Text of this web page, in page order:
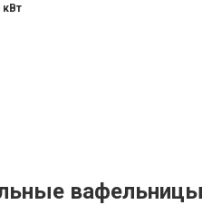
вафельницы